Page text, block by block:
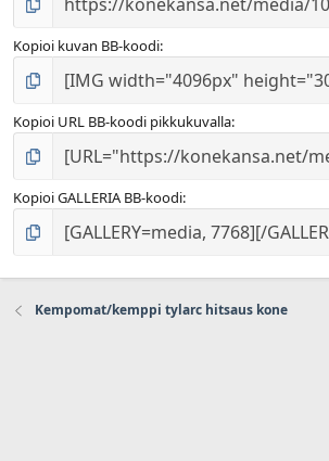
Kopioi kuvan BB-koodi
Kopioi URL BB-koodi pikkukuvalla
Kopioi GALLERIA BB-koodi
Kempomat/kemppi tylarc hitsaus kone